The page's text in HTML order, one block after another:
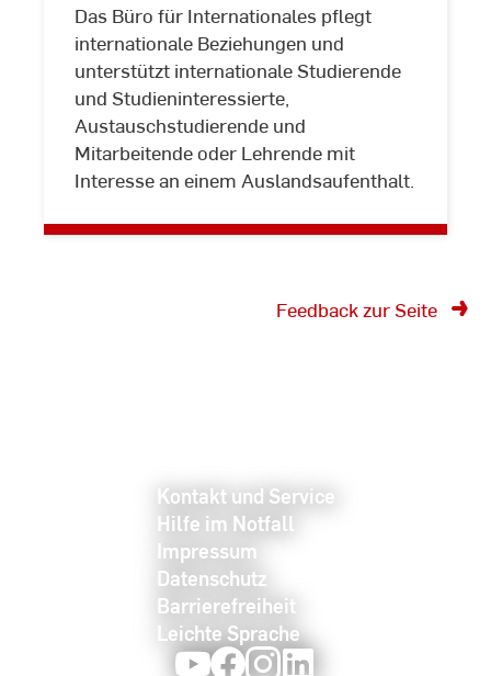
Das Büro für Internationales pflegt
internationale Beziehungen und
unterstützt internationale Studierende
und Studieninteressierte,
Austauschstudierende und
Mitarbeitende oder Lehrende mit
Interesse an einem Auslandsaufenthalt.
Feedback zur Seite
Kontakt und Service
Hilfe im Notfall
Impressum
Datenschutz
Barrierefreiheit
Leichte Sprache
YoutubeFacebookInstagram